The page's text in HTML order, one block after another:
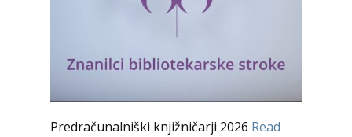
Predračunalniški knjižničarji 2026 Read